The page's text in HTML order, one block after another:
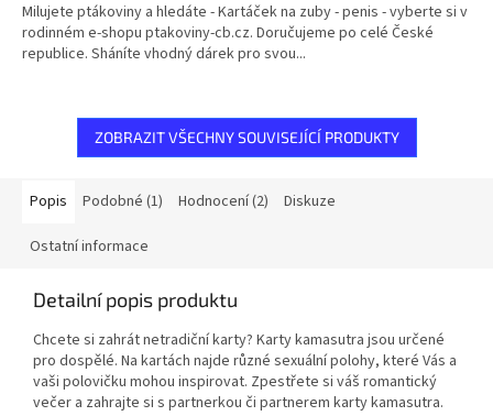
Milujete ptákoviny a hledáte - Kartáček na zuby - penis - vyberte si v
rodinném e-shopu ptakoviny-cb.cz. Doručujeme po celé České
republice. Sháníte vhodný dárek pro svou...
ZOBRAZIT VŠECHNY SOUVISEJÍCÍ PRODUKTY
Popis Podobné (1) Hodnocení (2) Diskuze
Ostatní informace
Detailní popis produktu
Chcete si zahrát netradiční karty? Karty kamasutra jsou určené
pro dospělé. Na kartách najde různé sexuální polohy, které Vás a
vaši polovičku mohou inspirovat. Zpestřete si váš romantický
večer a zahrajte si s partnerkou či partnerem karty kamasutra.